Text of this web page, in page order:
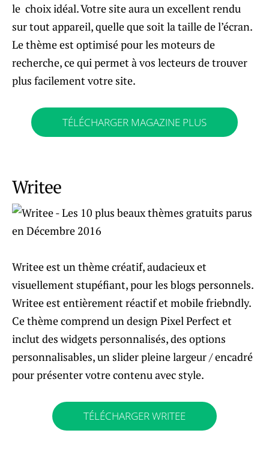
le choix idéal. Votre site aura un excellent rendu
sur tout appareil, quelle que soit la taille de l’écran.
Le thème est optimisé pour les moteurs de
recherche, ce qui permet à vos lecteurs de trouver
plus facilement votre site.
TÉLÉCHARGER MAGAZINE PLUS
Writee
Writee est un thème créatif, audacieux et
visuellement stupéfiant, pour les blogs personnels.
Writee est entièrement réactif et mobile friebndly.
Ce thème comprend un design Pixel Perfect et
inclut des widgets personnalisés, des options
personnalisables, un slider pleine largeur / encadré
pour présenter votre contenu avec style.
TÉLÉCHARGER WRITEE